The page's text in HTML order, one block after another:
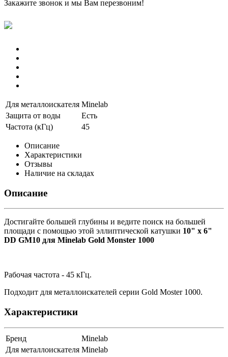
Закажите звонок и мы Вам перезвоним!
Для металлоискателя Minelab
Защита от воды
Есть
Частота (кГц)
45
Описание
Характеристики
Отзывы
Наличие на складах
Описание
Достигайте большей глубины и ведите поиск на большей
площади с помощью этой эллиптической катушки 10" x 6"
DD GM10 для Minelab Gold Monster 1000
Рабочая частота - 45 кГц.
Подходит для металлоискателей серии Gold Moster 1000.
Характеристики
Бренд
Minelab
Для металлоискателя Minelab